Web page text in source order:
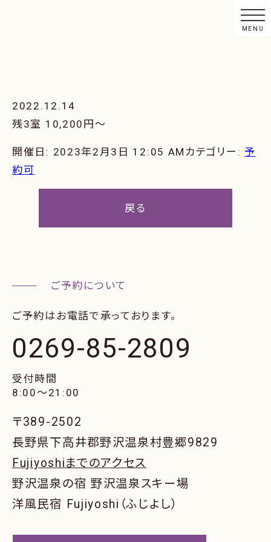
2022.12.14
残3室 10,200円〜
開催日: 2023年2月3日 12:05 AM カテゴリー: 予
約可
戻る
ご予約はお電話で承っております。
0269-85-2809
受付時間
8:00〜21:00
〒389-2502
長野県下高井郡野沢温泉村豊郷9829
Fujiyoshiまでのアクセス
野沢温泉の宿 野沢温泉スキー場
洋風民宿 Fujiyoshi（ふじよし）